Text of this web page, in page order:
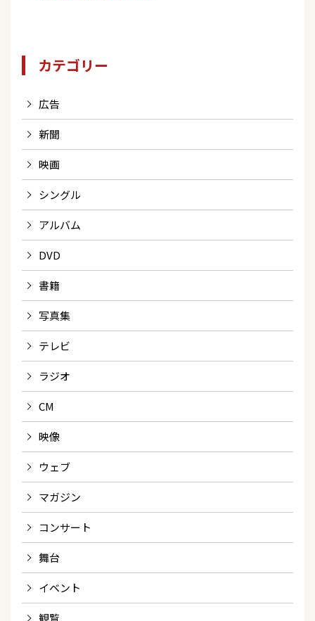
カテゴリー
広告
新聞
映画
シングル
アルバム
DVD
書籍
写真集
テレビ
ラジオ
CM
映像
ウェブ
マガジン
コンサート
舞台
イベント
観覧